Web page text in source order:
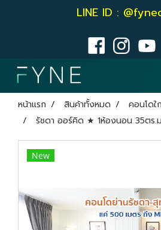
LINE ID :
หน้าแรก สินค้าทั้งหมด
คอนโดใ
รัชดา ออร์คิด ★ 1ห้องนอน 35ตร.
New